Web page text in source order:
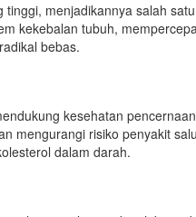
menjadikannya salah
kekebalan tubuh,
bebas.
kesehatan
mengurangi risiko penyakit
dalam darah.